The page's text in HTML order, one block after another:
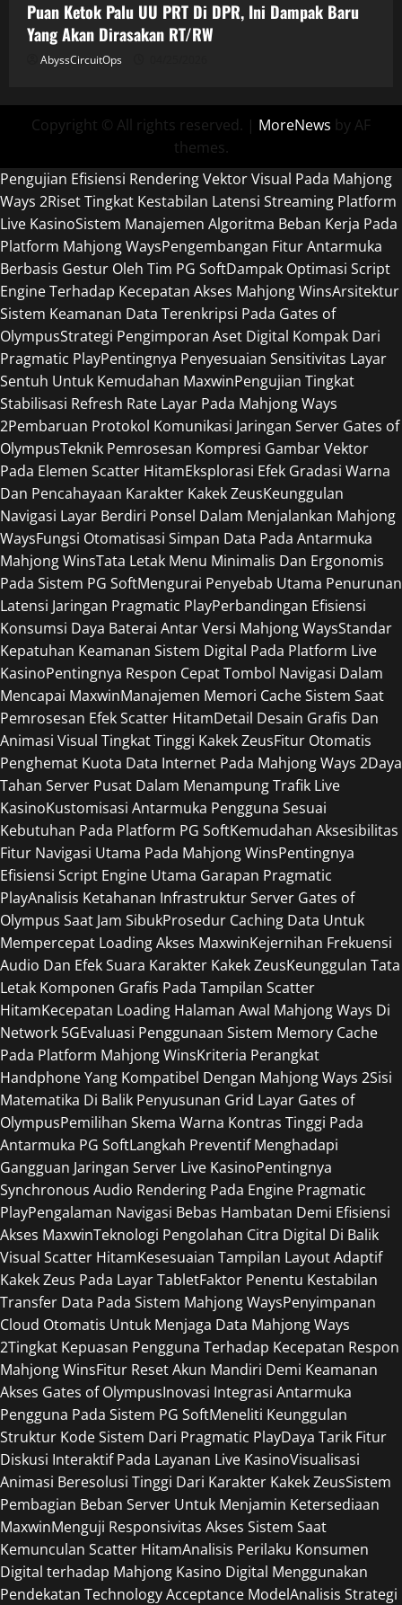
Puan Ketok Palu UU PRT Di DPR, Ini Dampak Baru
Yang Akan Dirasakan RT/RW
AbyssCircuitOps
Copyright © All rights reserved. | MoreNews by AF
themes.
Pengujian Efisiensi Rendering Vektor Visual Pada Mahjong
Ways 2Riset Tingkat Kestabilan Latensi Streaming Platform
Live KasinoSistem Manajemen Algoritma Beban Kerja Pada
Platform Mahjong WaysPengembangan Fitur Antarmuka
Berbasis Gestur Oleh Tim PG SoftDampak Optimasi Script
Engine Terhadap Kecepatan Akses Mahjong WinsArsitektur
Sistem Keamanan Data Terenkripsi Pada Gates of
OlympusStrategi Pengimporan Aset Digital Kompak Dari
Pragmatic PlayPentingnya Penyesuaian Sensitivitas Layar
Sentuh Untuk Kemudahan MaxwinPengujian Tingkat
Stabilisasi Refresh Rate Layar Pada Mahjong Ways
2Pembaruan Protokol Komunikasi Jaringan Server Gates of
OlympusTeknik Pemrosesan Kompresi Gambar Vektor
Pada Elemen Scatter HitamEksplorasi Efek Gradasi Warna
Dan Pencahayaan Karakter Kakek ZeusKeunggulan
Navigasi Layar Berdiri Ponsel Dalam Menjalankan Mahjong
WaysFungsi Otomatisasi Simpan Data Pada Antarmuka
Mahjong WinsTata Letak Menu Minimalis Dan Ergonomis
Pada Sistem PG SoftMengurai Penyebab Utama Penurunan
Latensi Jaringan Pragmatic PlayPerbandingan Efisiensi
Konsumsi Daya Baterai Antar Versi Mahjong WaysStandar
Kepatuhan Keamanan Sistem Digital Pada Platform Live
KasinoPentingnya Respon Cepat Tombol Navigasi Dalam
Mencapai MaxwinManajemen Memori Cache Sistem Saat
Pemrosesan Efek Scatter HitamDetail Desain Grafis Dan
Animasi Visual Tingkat Tinggi Kakek ZeusFitur Otomatis
Penghemat Kuota Data Internet Pada Mahjong Ways 2Daya
Tahan Server Pusat Dalam Menampung Trafik Live
KasinoKustomisasi Antarmuka Pengguna Sesuai
Kebutuhan Pada Platform PG SoftKemudahan Aksesibilitas
Fitur Navigasi Utama Pada Mahjong WinsPentingnya
Efisiensi Script Engine Utama Garapan Pragmatic
PlayAnalisis Ketahanan Infrastruktur Server Gates of
Olympus Saat Jam SibukProsedur Caching Data Untuk
Mempercepat Loading Akses MaxwinKejernihan Frekuensi
Audio Dan Efek Suara Karakter Kakek ZeusKeunggulan Tata
Letak Komponen Grafis Pada Tampilan Scatter
HitamKecepatan Loading Halaman Awal Mahjong Ways Di
Network 5GEvaluasi Penggunaan Sistem Memory Cache
Pada Platform Mahjong WinsKriteria Perangkat
Handphone Yang Kompatibel Dengan Mahjong Ways 2Sisi
Matematika Di Balik Penyusunan Grid Layar Gates of
OlympusPemilihan Skema Warna Kontras Tinggi Pada
Antarmuka PG SoftLangkah Preventif Menghadapi
Gangguan Jaringan Server Live KasinoPentingnya
Synchronous Audio Rendering Pada Engine Pragmatic
PlayPengalaman Navigasi Bebas Hambatan Demi Efisiensi
Akses MaxwinTeknologi Pengolahan Citra Digital Di Balik
Visual Scatter HitamKesesuaian Tampilan Layout Adaptif
Kakek Zeus Pada Layar TabletFaktor Penentu Kestabilan
Transfer Data Pada Sistem Mahjong WaysPenyimpanan
Cloud Otomatis Untuk Menjaga Data Mahjong Ways
2Tingkat Kepuasan Pengguna Terhadap Kecepatan Respon
Mahjong WinsFitur Reset Akun Mandiri Demi Keamanan
Akses Gates of OlympusInovasi Integrasi Antarmuka
Pengguna Pada Sistem PG SoftMeneliti Keunggulan
Struktur Kode Sistem Dari Pragmatic PlayDaya Tarik Fitur
Diskusi Interaktif Pada Layanan Live KasinoVisualisasi
Animasi Beresolusi Tinggi Dari Karakter Kakek ZeusSistem
Pembagian Beban Server Untuk Menjamin Ketersediaan
MaxwinMenguji Responsivitas Akses Sistem Saat
Kemunculan Scatter HitamAnalisis Perilaku Konsumen
Digital terhadap Mahjong Kasino Digital Menggunakan
Pendekatan Technology Acceptance ModelAnalisis Strategi